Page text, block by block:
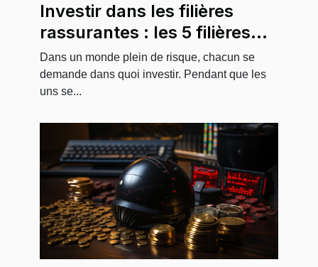
Investir dans les filières
rassurantes : les 5 filières
qui vont rapporter plus de
revenus les 10 prochaines
années.
Dans un monde plein de risque, chacun se
demande dans quoi investir. Pendant que les
uns se...